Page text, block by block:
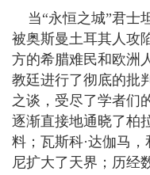
当“永恒之城”君士
被奥斯曼土耳其人攻
方的希腊难民和欧洲
教廷进行了彻底的批
之谈，受尽了学者们
逐渐直接地通晓了柏
料；瓦斯科·达伽马
尼扩大了天界；历经